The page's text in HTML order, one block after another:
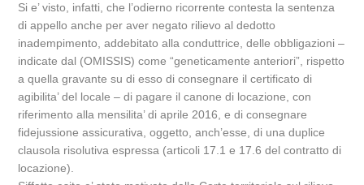
Si e’ visto, infatti, che l’odierno ricorrente contesta la sentenza
di appello anche per aver negato rilievo al dedotto
inadempimento, addebitato alla conduttrice, delle obbligazioni –
indicate dal (OMISSIS) come “geneticamente anteriori”, rispetto
a quella gravante su di esso di consegnare il certificato di
agibilita’ del locale – di pagare il canone di locazione, con
riferimento alla mensilita’ di aprile 2016, e di consegnare
fidejussione assicurativa, oggetto, anch’esse, di una duplice
clausola risolutiva espressa (articoli 17.1 e 17.6 del contratto di
locazione).